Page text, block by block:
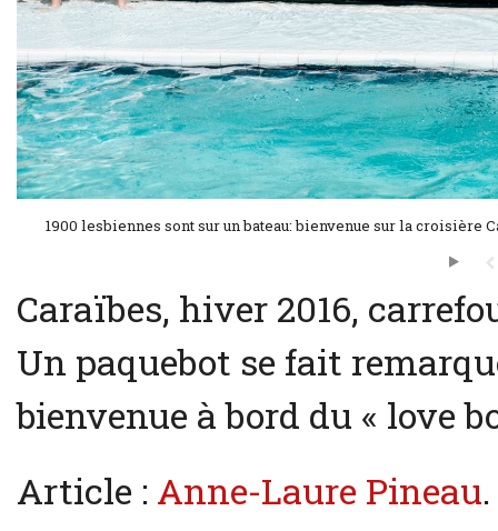
1900 lesbiennes sont sur un bateau: bienvenue sur la
Caraïbes, hiver 2016,
Un paquebot se fait
bienvenue à bord du « love
Article : Anne-Laure Pineau.